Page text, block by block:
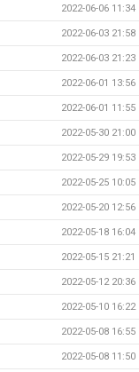
2022-06-06 11:34
2022-06-03 21:58
2022-06-03 21:23
2022-06-01 13:56
2022-06-01 11:55
2022-05-30 21:00
2022-05-29 19:53
2022-05-25 10:05
2022-05-20 12:56
2022-05-18 16:04
2022-05-15 21:21
2022-05-12 20:36
2022-05-10 16:22
2022-05-08 16:55
2022-05-08 11:50